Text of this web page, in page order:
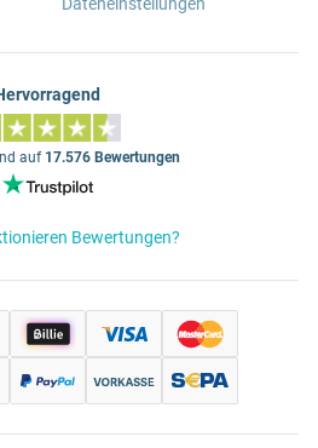
auf 17.576 Bewertungen
Bewertungen?